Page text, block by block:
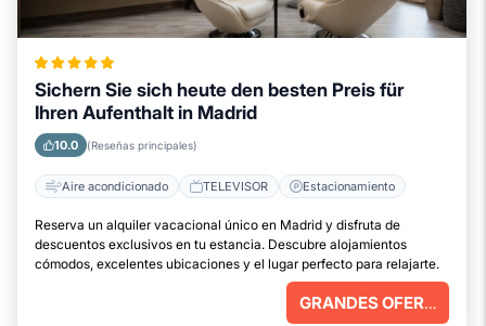
Sichern Sie sich heute den besten Preis für
Ihren Aufenthalt in Madrid
10.0 (Reseñas principales)
Aire acondicionado TELEVISOR Estacionamiento
Reserva un alquiler vacacional único en Madrid y disfruta de
descuentos exclusivos en tu estancia. Descubre alojamientos
cómodos, excelentes ubicaciones y el lugar perfecto para relajarte.
GRANDES OFERTAS